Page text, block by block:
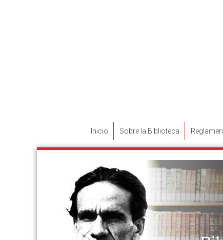
Inicio Sobre la Biblioteca